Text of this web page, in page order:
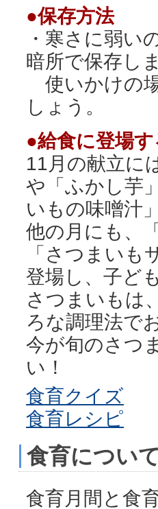
●保存方法
・寒さに弱い
暗所で保存し
使いかけの
しょう。
●給食に登場
11月の献立に
や「ふかし芋
いもの味噌汁
他の月にも、
「さつまいも
登場し、子ど
さつまいもは
ろな調理法で
今が旬のさつ
い！
食育クイズ
食育レシピ
食育について
食育月間と食